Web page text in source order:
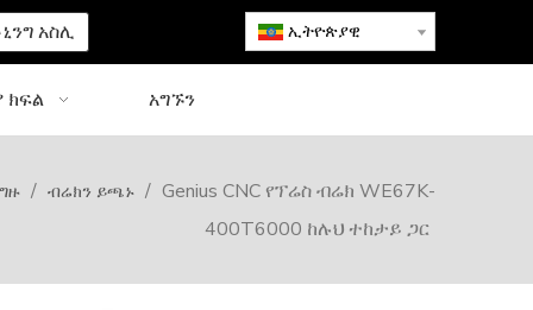
አስሊ ኢትዮጵያዊ
ክፍል አግኙን
/ ብሬክን ይጫኑ / Genius CNC የፕሬስ ብሬክ WE67K-
400T6000 ከሉህ ተከታይ ጋር